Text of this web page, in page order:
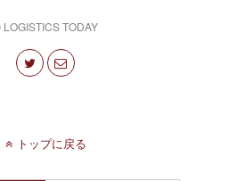
TODAY
トップに戻る